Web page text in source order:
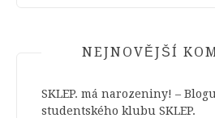
NEJNOVĚJŠÍ
SKLEP. má narozeniny! –
studentského klubu SKLEP.